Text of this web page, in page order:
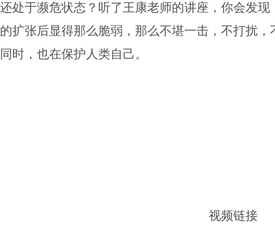
还处于濒危状态？听了王康老师的讲座，你会发
的扩张后显得那么脆弱，那么不堪一击，不打扰
同时，也在保护人类自己。
视频链接